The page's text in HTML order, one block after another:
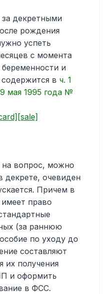
за декретными
рождения
успеть
с момента
и
в ч. 1
мая 1995 года №
на вопрос, можно
декрете, очевиден
Причем в
право
(за раннюю
по уходу до
составляют
их получения
и оформить
в ФСС.